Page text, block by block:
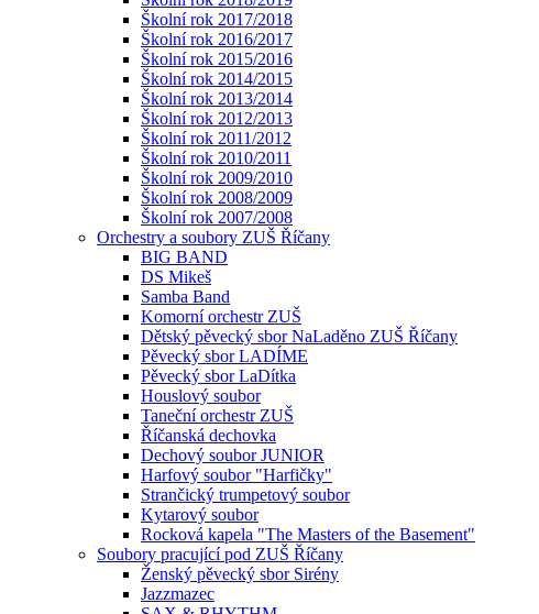
Školní rok 2017/2018
Školní rok 2016/2017
Školní rok 2015/2016
Školní rok 2014/2015
Školní rok 2013/2014
Školní rok 2012/2013
Školní rok 2011/2012
Školní rok 2010/2011
Školní rok 2009/2010
Školní rok 2008/2009
Školní rok 2007/2008
Orchestry a soubory ZUŠ Říčany
BIG BAND
DS Mikeš
Samba Band
Komorní orchestr ZUŠ
Dětský pěvecký sbor NaLaděno ZUŠ Říčany
Pěvecký sbor LADÍME
Pěvecký sbor LaDítka
Houslový soubor
Taneční orchestr ZUŠ
Říčanská dechovka
Dechový soubor JUNIOR
Harfový soubor "Harfičky"
Strančický trumpetový soubor
Kytarový soubor
Rocková kapela "The Masters of the Basement"
Soubory pracující pod ZUŠ Říčany
Ženský pěvecký sbor Sirény
Jazzmazec